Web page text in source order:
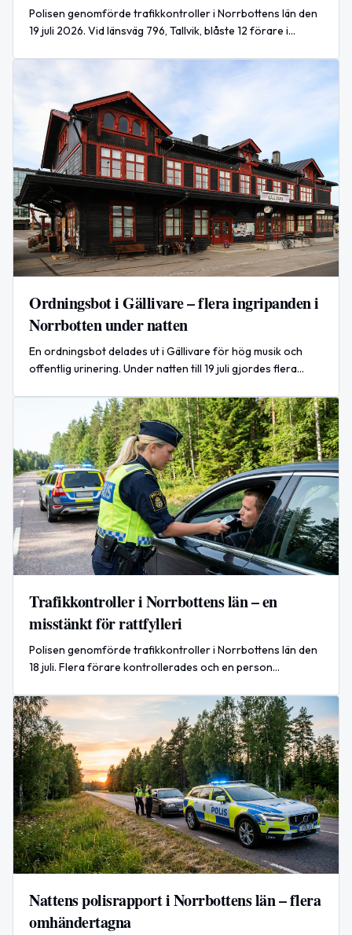
Polisen genomförde trafikkontroller i Norrbottens län den
19 juli 2026. Vid länsväg 796, Tallvik, blåste 12 förare i
Personer i en bil är misstänkta för olovlig körning och för
att ha tillåtit olovlig körning, enligt polisen.
Ordningsbot i Gällivare – flera ingripanden i
Norrbotten under natten
En ordningsbot delades ut i Gällivare för hög musik och
offentlig urinering. Under natten till 19 juli gjordes flera
omhändertaganden enligt LOB och flera anmälningar om
misshandel.
Trafikkontroller i Norrbottens län – en
misstänkt för rattfylleri
Polisen genomförde trafikkontroller i Norrbottens län den
18 juli. Flera förare kontrollerades och en person
Nattens polisrapport i Norrbottens län – flera
omhändertagna